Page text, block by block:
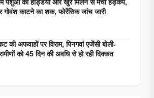
में पशुओं की हड्डियां और खुर मिलने से मचा हड़कंप,
पर गोवंश काटने का शक, फोरेंसिक जांच जारी
की अफवाहों पर विराम, पिनगवां एजेंसी बोली-
को 45 दिन की अवधि से हो रही दिक्कत